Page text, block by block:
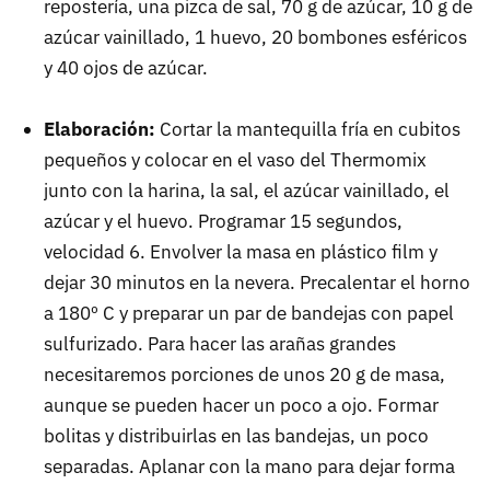
repostería, una pizca de sal, 70 g de azúcar, 10 g de
azúcar vainillado, 1 huevo, 20 bombones esféricos
y 40 ojos de azúcar.
Elaboración: Cortar la mantequilla fría en cubitos
pequeños y colocar en el vaso del Thermomix
junto con la harina, la sal, el azúcar vainillado, el
azúcar y el huevo. Programar 15 segundos,
velocidad 6. Envolver la masa en plástico film y
dejar 30 minutos en la nevera. Precalentar el horno
a 180º C y preparar un par de bandejas con papel
sulfurizado. Para hacer las arañas grandes
necesitaremos porciones de unos 20 g de masa,
aunque se pueden hacer un poco a ojo. Formar
bolitas y distribuirlas en las bandejas, un poco
separadas. Aplanar con la mano para dejar forma